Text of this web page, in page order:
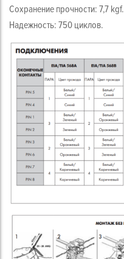
Сохранение прочности: 7,7 kgf.
Надежность: 750 циклов.